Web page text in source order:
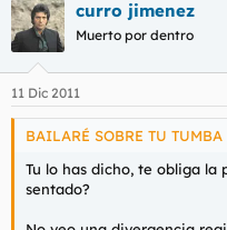
curro jimenez
Muerto por dentro
11 Dic 2011
BAILARÉ SOBRE TU
Tu lo has dicho, te obliga
sentado?